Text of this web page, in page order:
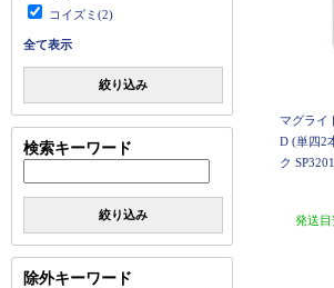
コイズミ(2)
全て表示
絞り込み
検索キーワード
絞り込み
除外キーワード
マグライ
D (単四2
ク
発送目